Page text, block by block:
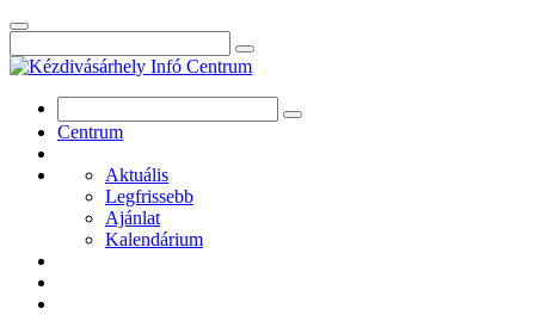
Centrum
Aktuális
Legfrissebb
Ajánlat
Kalendárium